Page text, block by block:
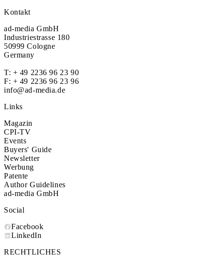
Kontakt
ad-media GmbH
Industriestrasse 180
50999 Cologne
Germany
T: + 49 2236 96 23 90
F: + 49 2236 96 23 96
info@ad-media.de
Links
Magazin
CPI-TV
Events
Buyers' Guide
Newsletter
Werbung
Patente
Author Guidelines
ad-media GmbH
Social
Facebook
LinkedIn
RECHTLICHES